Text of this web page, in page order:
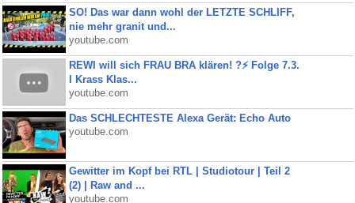
SO! Das war dann wohl der LETZTE SCHLIFF,
nie mehr granit und...
youtube.com
REWI will sich FRAU BRA klären! ?⚡️ Folge 7.3.
I Krass Klas...
youtube.com
Das SCHLECHTESTE Alexa Gerät: Echo Auto
youtube.com
Gewitter im Kopf bei RTL | Studiotour | Teil 2
(2) | Raw and ...
youtube.com